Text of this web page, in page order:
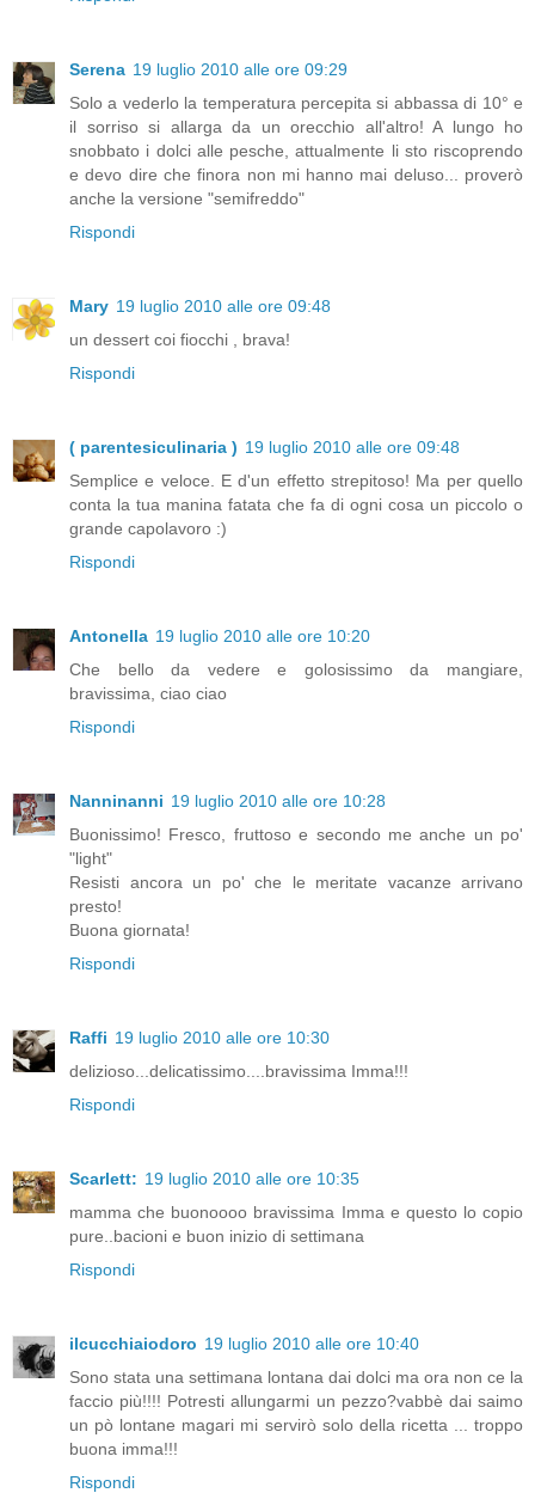
Serena 19 luglio 2010 alle ore 09:29
Solo a vederlo la temperatura percepita si abbassa di 10° e
il sorriso si allarga da un orecchio all'altro! A lungo ho
snobbato i dolci alle pesche, attualmente li sto riscoprendo
e devo dire che finora non mi hanno mai deluso... proverò
anche la versione "semifreddo"
Rispondi
Mary 19 luglio 2010 alle ore 09:48
un dessert coi fiocchi , brava!
Rispondi
( parentesiculinaria ) 19 luglio 2010 alle ore 09:48
Semplice e veloce. E d'un effetto strepitoso! Ma per quello
conta la tua manina fatata che fa di ogni cosa un piccolo o
grande capolavoro :)
Rispondi
Antonella 19 luglio 2010 alle ore 10:20
Che bello da vedere e golosissimo da mangiare,
bravissima, ciao ciao
Rispondi
Nanninanni 19 luglio 2010 alle ore 10:28
Buonissimo! Fresco, fruttoso e secondo me anche un po'
"light"
Resisti ancora un po' che le meritate vacanze arrivano
presto!
Buona giornata!
Rispondi
Raffi 19 luglio 2010 alle ore 10:30
delizioso...delicatissimo....bravissima Imma!!!
Rispondi
Scarlett: 19 luglio 2010 alle ore 10:35
mamma che buonoooo bravissima Imma e questo lo copio
pure..bacioni e buon inizio di settimana
Rispondi
ilcucchiaiodoro 19 luglio 2010 alle ore 10:40
Sono stata una settimana lontana dai dolci ma ora non ce la
faccio più!!!! Potresti allungarmi un pezzo?vabbè dai saimo
un pò lontane magari mi servirò solo della ricetta ... troppo
buona imma!!!
Rispondi